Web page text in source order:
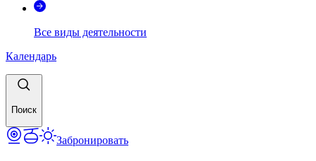
Все виды деятельности
Календарь
Поиск
Забронировать